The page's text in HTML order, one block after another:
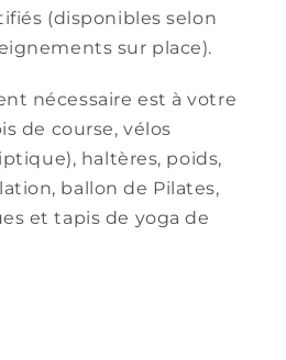
(disponibles selon
sur place).
nécessaire est à votre
de course, vélos
haltères, poids,
ballon de Pilates,
et tapis de yoga de